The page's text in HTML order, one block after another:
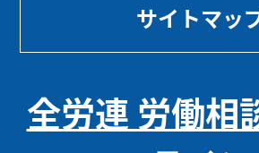
サイトマッ
全労連 労働相